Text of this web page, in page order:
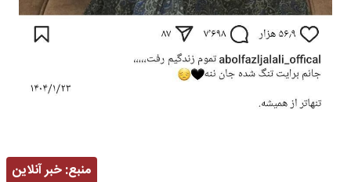
منبع:خبر آنلاین